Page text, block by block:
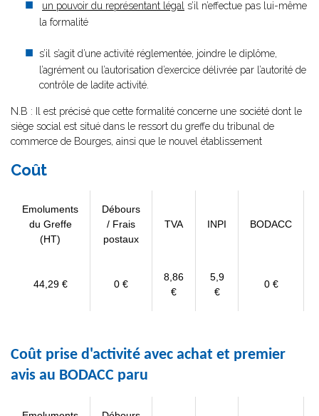
un pouvoir du représentant légal s’il n’effectue pas lui-même
la formalité
s’il s’agit d’une activité réglementée, joindre le diplôme,
l’agrément ou l’autorisation d’exercice délivrée par l’autorité de
contrôle de ladite activité.
N.B : Il est précisé que cette formalité concerne une société dont le
siège social est situé dans le ressort du greffe du tribunal de
commerce de Bourges, ainsi que le nouvel établissement
Coût
Emoluments
du Greffe
(HT)
Débours
/ Frais
postaux
TVA INPI BODACC
44,29 € 0 €
8,86
€
5,9
€
0 €
Coût prise d'activité avec achat et premier
avis au BODACC paru